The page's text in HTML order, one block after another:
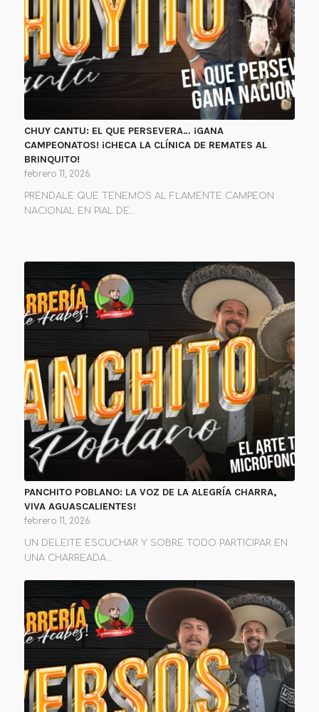
CHUY CANTU: EL QUE PERSEVERA… ¡GANA
CAMPEONATOS! ¡CHECA LA CLÍNICA DE REMATES AL
BRINQUITO!
febrero 11, 2026
PRENDALE QUE TENEMOS AL FLAMENTE CAMPEON
NACIONAL EN PIAL DE…
PANCHITO POBLANO: LA VOZ DE LA ALEGRÍA CHARRA,
VIVA AGUASCALIENTES!
febrero 11, 2026
UN DELEITE ESCUCHAR Y SOBRE TODO PARTICIPAR EN
UNA CHARREADA…